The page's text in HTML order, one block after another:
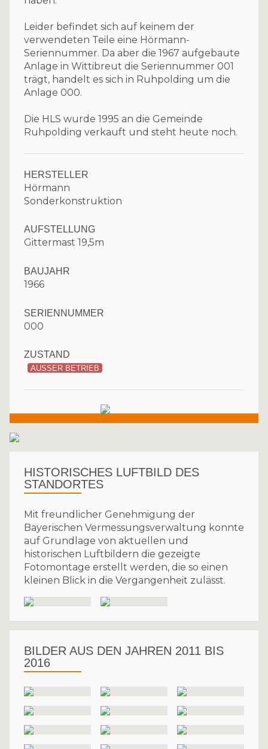
Leider befindet sich auf keinem der
verwendeten Teile eine Hörmann-
Seriennummer. Da aber die 1967 aufgebaute
Anlage in Wittibreut die Seriennummer 001
trägt, handelt es sich in Ruhpolding um die
Anlage 000.
Die HLS wurde 1995 an die Gemeinde
Ruhpolding verkauft und steht heute noch.
HERSTELLER
Hörmann
Sonderkonstruktion
AUFSTELLUNG
Gittermast 19,5m
BAUJAHR
1966
SERIENNUMMER
000
ZUSTAND
AUSSER BETRIEB
HISTORISCHES LUFTBILD DES
STANDORTES
Mit freundlicher Genehmigung der
Bayerischen Vermessungsverwaltung konnte
auf Grundlage von aktuellen und
historischen Luftbildern die gezeigte
Fotomontage erstellt werden, die so einen
kleinen Blick in die Vergangenheit zulässt.
BILDER AUS DEN JAHREN 2011 BIS
2016